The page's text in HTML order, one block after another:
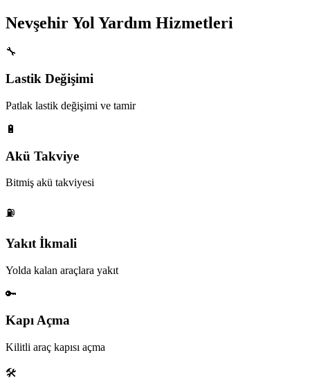
NevşehirYol Yardım Hizmetleri
🔧
Lastik Değişimi
Patlak lastik değişimi ve tamir
🔋
Akü Takviye
Bitmiş akü takviyesi
⛽
Yakıt İkmali
Yolda kalan araçlara yakıt
🔑
Kapı Açma
Kilitli araç kapısı açma
🛠️